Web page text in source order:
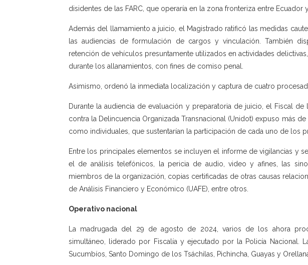
disidentes de las FARC, que operaría en la zona fronteriza entre Ecuador
Además del llamamiento a juicio, el Magistrado ratificó las medidas
las audiencias de formulación de cargos y vinculación. También
retención de vehículos presuntamente utilizados en actividades
durante los allanamientos, con fines de comiso penal.
Asimismo, ordenó la inmediata localización y captura de cuatro
Durante la audiencia de evaluación y preparatoria de juicio, el Fiscal
contra la Delincuencia Organizada Transnacional (Unidot) expuso más
como individuales, que sustentarían la participación de cada uno de los
Entre los principales elementos se incluyen el informe de vigilancias y
el de análisis telefónicos, la pericia de audio, video y afines, las
miembros de la organización, copias certificadas de otras causas
de Análisis Financiero y Económico (UAFE), entre otros.
Operativo nacional
La madrugada del 29 de agosto de 2024, varios de los ahora
simultáneo, liderado por Fiscalía y ejecutado por la Policía Nacional.
Sucumbíos, Santo Domingo de los Tsáchilas, Pichincha, Guayas y